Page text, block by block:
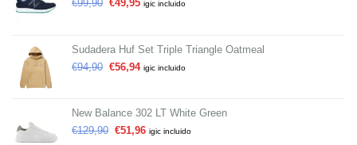
€99,90 €49,95 igic incluido
Sudadera Huf Set Triple Triangle Oatmeal
€94,90 €56,94 igic incluido
New Balance 302 LT White Green
€129,90 €51,96 igic incluido